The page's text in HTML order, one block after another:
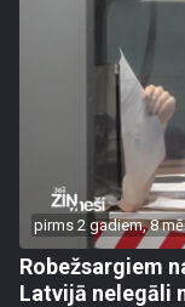
pirms 2 gadiem, 8
Robežsargiem
Latvijā nelegāli